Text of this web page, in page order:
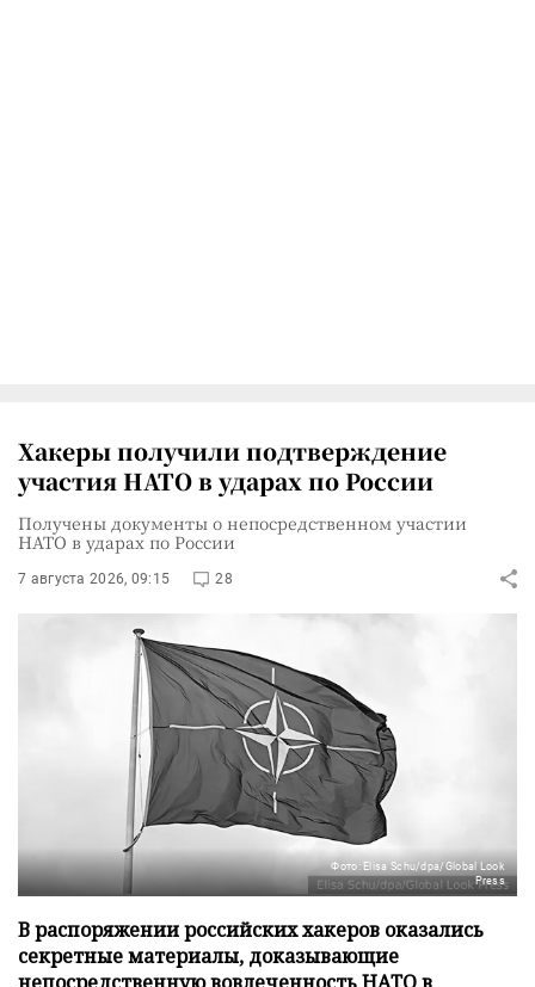
Хакеры получили подтверждение
участия НАТО в ударах по России
Получены документы о непосредственном участии
НАТО в ударах по России
7 августа 2026, 09:15 28
Фото: Elisa Schu/dpa/Global Look
Press
В распоряжении российских хакеров оказались
секретные материалы, доказывающие